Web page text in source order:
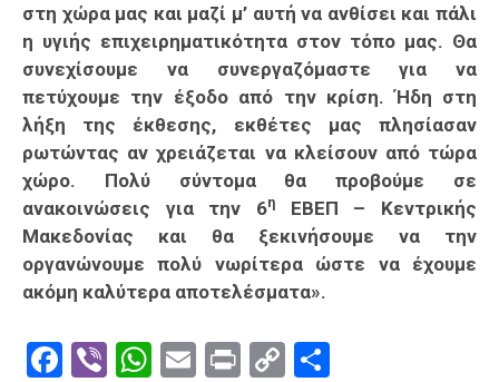
στη χώρα μας και μαζί μ’ αυτή να ανθίσει και πάλι
η υγιής επιχειρηματικότητα στον τόπο μας. Θα
συνεχίσουμε να συνεργαζόμαστε για να
πετύχουμε την έξοδο από την κρίση. Ήδη στη
λήξη της έκθεσης, εκθέτες μας πλησίασαν
ρωτώντας αν χρειάζεται να κλείσουν από τώρα
χώρο. Πολύ σύντομα θα προβούμε σε
ανακοινώσεις για την 6η
ΕΒΕΠ – Κεντρικής
Μακεδονίας και θα ξεκινήσουμε να την
οργανώνουμε πολύ νωρίτερα ώστε να έχουμε
ακόμη καλύτερα αποτελέσματα».
Facebook
ViberWhatsApp
EmailPrintCopy